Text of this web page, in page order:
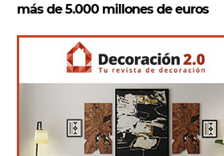
más de 5.000 millones de euros